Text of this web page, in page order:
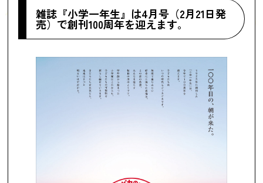
雑誌『小学一年生』は4月号（2月21日発
売）で創刊100周年を迎えます。